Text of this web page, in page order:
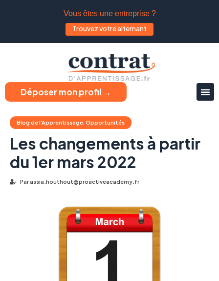
Vous êtes une entreprise ?
Trouvez votre alternant
Déposer mon profil →
Blog de l'Apprentissage, Opportunités
Les changements à partir
du 1er mars 2022
Parassia.houthout@proactiveacademy.fr